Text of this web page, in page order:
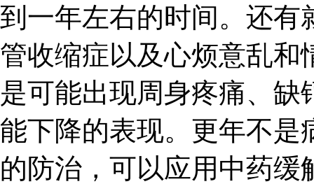
到一年左右的时间。还有
管收缩症以及心烦意乱和
是可能出现周身疼痛、
能下降的表现。更年不是
的防治，可以应用中药